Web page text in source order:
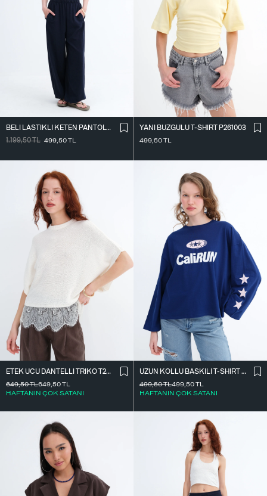
BELI LASTIKLI KETEN PANTOLON PN18273
1.199,50TL 499,50TL
YANI BÜZGÜLÜ T-SHIRT P261003
499,50TL
ETEK UCU DANTELLI TRIKO T261025
649,50TL
HAFTANIN ÇOK SATANI
649,50TL
UZUN KOLLU BASKILI T-SHIRT P10687
499,50TL
HAFTANIN ÇOK SATANI
499,50TL